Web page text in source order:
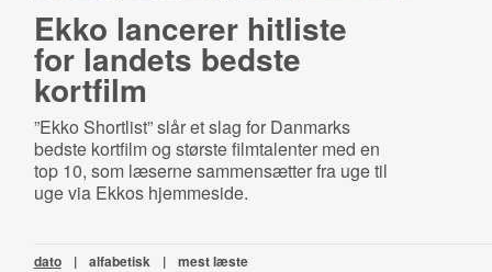
Ekko lancerer hitliste
for landets bedste
kortfilm
”Ekko Shortlist” slår et slag for Danmarks
bedste kortfilm og største filmtalenter med en
top 10, som læserne sammensætter fra uge til
uge via Ekkos hjemmeside.
dato | alfabetisk | mest læste